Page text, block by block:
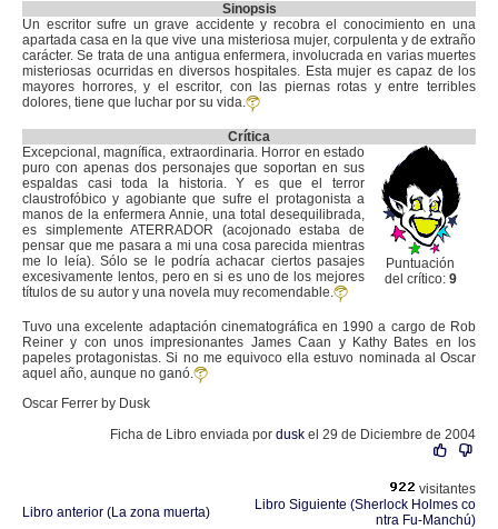
Sinopsis
Un escritor sufre un grave accidente y recobra el conocimiento en una
apartada casa en la que vive una misteriosa mujer, corpulenta y de extraño
carácter. Se trata de una antigua enfermera, involucrada en varias muertes
misteriosas ocurridas en diversos hospitales. Esta mujer es capaz de los
mayores horrores, y el escritor, con las piernas rotas y entre terribles
dolores, tiene que luchar por su vida.
Crítica
Puntuación
del crítico: 9
Excepcional, magnífica, extraordinaria. Horror en estado
puro con apenas dos personajes que soportan en sus
espaldas casi toda la historia. Y es que el terror
claustrofóbico y agobiante que sufre el protagonista a
manos de la enfermera Annie, una total desequilibrada,
es simplemente ATERRADOR (acojonado estaba de
pensar que me pasara a mi una cosa parecida mientras
me lo leía). Sólo se le podría achacar ciertos pasajes
excesivamente lentos, pero en si es uno de los mejores
títulos de su autor y una novela muy recomendable.
Tuvo una excelente adaptación cinematográfica en 1990 a cargo de Rob
Reiner y con unos impresionantes James Caan y Kathy Bates en los
papeles protagonistas. Si no me equivoco ella estuvo nominada al Oscar
aquel año, aunque no ganó.
Oscar Ferrer by Dusk
Ficha de Libro enviada por dusk el 29 de Diciembre de 2004
visitantes
Libro anterior (La zona muerta)
Libro Siguiente (Sherlock Holmes co
ntra Fu-Manchú)